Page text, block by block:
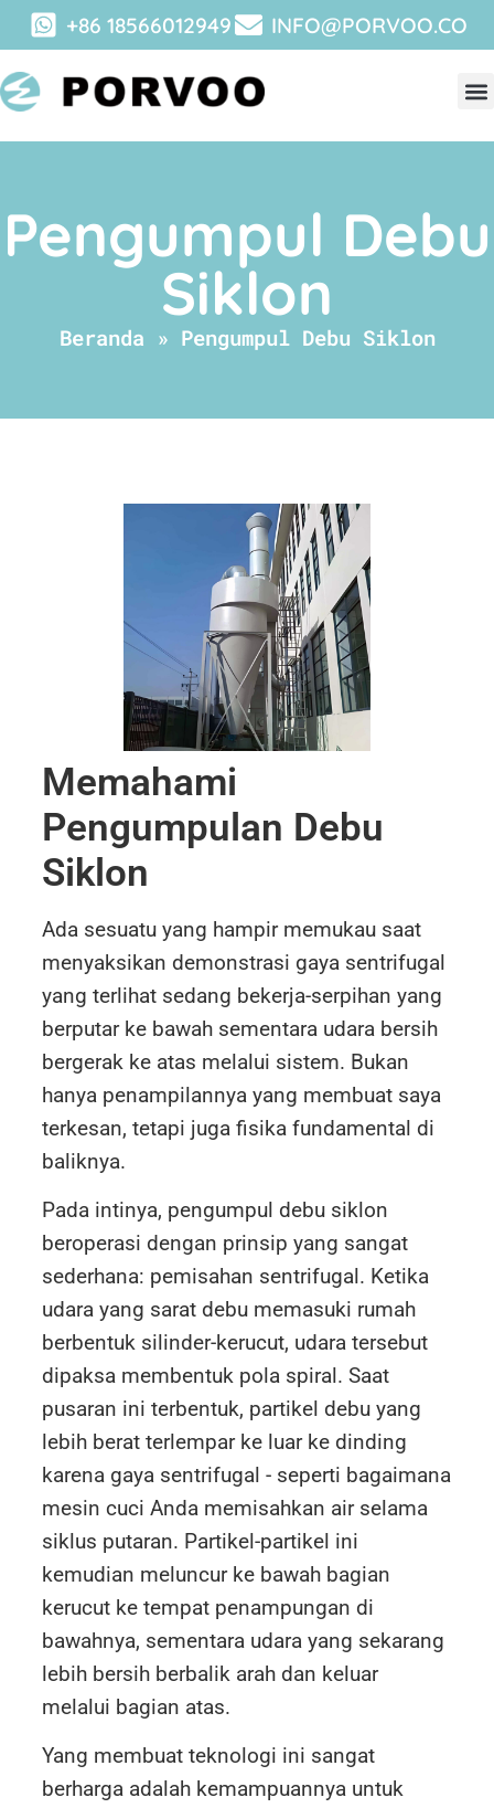
+86 18566012949 INFO@PORVOO.CO
Pengumpul Debu
Siklon
Beranda » Pengumpul Debu Siklon
Memahami
Pengumpulan Debu
Siklon
Ada sesuatu yang hampir memukau saat
menyaksikan demonstrasi gaya sentrifugal
yang terlihat sedang bekerja-serpihan yang
berputar ke bawah sementara udara bersih
bergerak ke atas melalui sistem. Bukan
hanya penampilannya yang membuat saya
terkesan, tetapi juga fisika fundamental di
baliknya.
Pada intinya, pengumpul debu siklon
beroperasi dengan prinsip yang sangat
sederhana: pemisahan sentrifugal. Ketika
udara yang sarat debu memasuki rumah
berbentuk silinder-kerucut, udara tersebut
dipaksa membentuk pola spiral. Saat
pusaran ini terbentuk, partikel debu yang
lebih berat terlempar ke luar ke dinding
karena gaya sentrifugal - seperti bagaimana
mesin cuci Anda memisahkan air selama
siklus putaran. Partikel-partikel ini
kemudian meluncur ke bawah bagian
kerucut ke tempat penampungan di
bawahnya, sementara udara yang sekarang
lebih bersih berbalik arah dan keluar
melalui bagian atas.
Yang membuat teknologi ini sangat
berharga adalah kemampuannya untuk